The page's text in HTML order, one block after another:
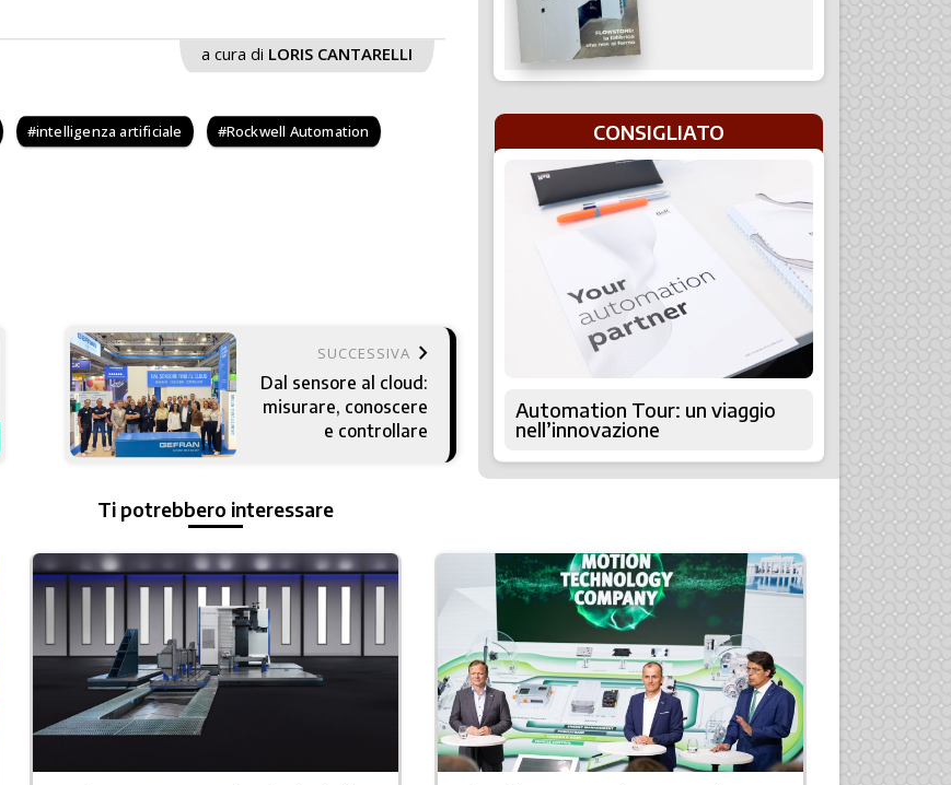
a cura di LORIS CANTARELLI
intelligenza artificiale Rockwell Automation
SUCCESSIVA keyboard_arrow_right
Dal sensore al cloud:
misurare, conoscere
e controllare
CONSIGLIATO
Automation Tour: un viaggio
nell’innovazione
Ti potrebbero interessare